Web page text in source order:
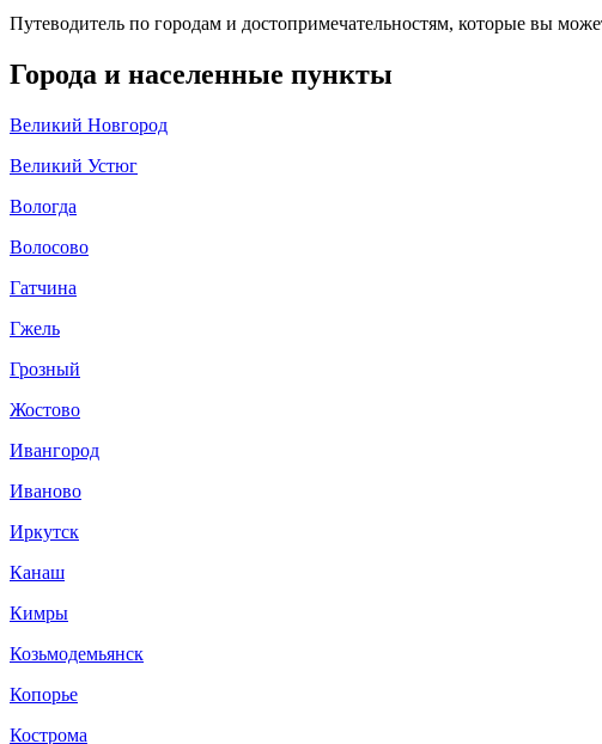
Путеводитель по городам и достопримечательностям, которые вы
Города и населенные пункты
Великий Новгород
Великий Устюг
Вологда
Волосово
Гатчина
Гжель
Грозный
Жостово
Ивангород
Иваново
Иркутск
Канаш
Кимры
Козьмодемьянск
Копорье
Кострома